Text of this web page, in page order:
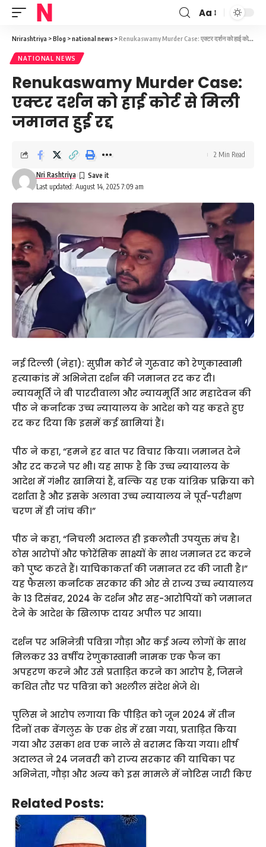
Font
Resizer
Aa
Nrirashtriya >Blog >national news >Renukaswamy Murder Case: एक्टर दर्शन को हाई कोर्ट से मिली जमानत हुई रद्द
NATIONAL NEWS
Renukaswamy Murder Case:
एक्टर दर्शन को हाई कोर्ट से मिली
जमानत हुई रद्द
Last updated: August 14, 2025 7:09 am
Nri Rashtriya
2 Min Read
नई दिल्ली (नेहा): सुप्रीम कोर्ट ने गुरुवार को रेणुकास्वामी
हत्याकांड में अभिनेता दर्शन की जमानत रद कर दी।
न्यायमूर्ति जे बी पारदीवाला और न्यायमूर्ति आर महादेवन की
पीठ ने कर्नाटक उच्च न्यायालय के आदेश को यह कहते हुए
रद कर दिया कि इसमें कई खामियां हैं।
पीठ ने कहा, “हमने हर बात पर विचार किया। जमानत देने
और रद करने पर भी। यह साफ है कि उच्च न्यायालय के
आदेश में गंभीर खामियां हैं, बल्कि यह एक यांत्रिक प्रक्रिया को
दर्शाता है और इसके अलावा उच्च न्यायालय ने पूर्व-परीक्षण
चरण में ही जांच की।”
पीठ ने कहा, “निचली अदालत ही इकलौती उपयुक्त मंच है।
ठोस आरोपों और फोरेंसिक साक्ष्यों के साथ जमानत रद करने
को पुष्ट करते हैं। याचिकाकर्ता की जमानत रद की जाती है।”
यह फैसला कर्नाटक सरकार की ओर से राज्य उच्च न्यायालय
के 13 दिसंबर, 2024 के दर्शन और सह-आरोपियों को जमानत
देने के आदेश के खिलाफ दायर अपील पर आया।
दर्शन पर अभिनेत्री पवित्रा गौड़ा और कई अन्य लोगों के साथ
मिलकर 33 वर्षीय रेणुकास्वामी नामक एक फैन का
अपहरण करने और उसे प्रताड़ित करने का आरोप है, जिसने
कथित तौर पर पवित्रा को अश्लील संदेश भेजे थे।
पुलिस ने आरोप लगाया कि पीड़ित को जून 2024 में तीन
दिनों तक बेंगलुरु के एक शेड में रखा गया, प्रताड़ित किया
गया और उसका शव एक नाले से बरामद किया गया। शीर्ष
अदालत ने 24 जनवरी को राज्य सरकार की याचिका पर
अभिनेता, गौड़ा और अन्य को इस मामले में नोटिस जारी किए
Related Posts: